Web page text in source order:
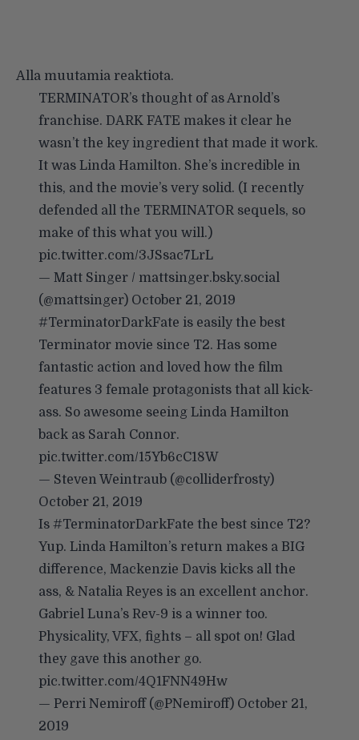
Alla muutamia reaktiota.
TERMINATOR’s thought of as Arnold’s
franchise. DARK FATE makes it clear he
wasn’t the key ingredient that made it work.
It was Linda Hamilton. She’s incredible in
this, and the movie’s very solid. (I recently
defended all the TERMINATOR sequels, so
make of this what you will.)
pic.twitter.com/3JSsac7LrL
— Matt Singer / mattsinger.bsky.social
(@mattsinger) October 21, 2019
#TerminatorDarkFate is easily the best
Terminator movie since T2. Has some
fantastic action and loved how the film
features 3 female protagonists that all kick-
ass. So awesome seeing Linda Hamilton
back as Sarah Connor.
pic.twitter.com/15Yb6cC18W
— Steven Weintraub (@colliderfrosty)
October 21, 2019
Is #TerminatorDarkFate the best since T2?
Yup. Linda Hamilton’s return makes a BIG
difference, Mackenzie Davis kicks all the
ass, & Natalia Reyes is an excellent anchor.
Gabriel Luna’s Rev-9 is a winner too.
Physicality, VFX, fights – all spot on! Glad
they gave this another go.
pic.twitter.com/4Q1FNN49Hw
— Perri Nemiroff (@PNemiroff) October 21,
2019